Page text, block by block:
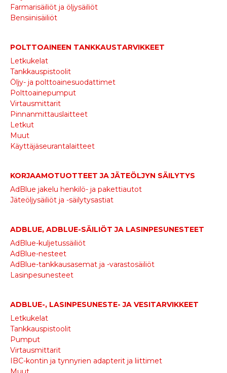
Farmarisäiliöt ja öljysäiliöt
Bensiinisäiliöt
POLTTOAINEEN TANKKAUSTARVIKKEET
Letkukelat
Tankkauspistoolit
Öljy- ja polttoainesuodattimet
Polttoainepumput
Virtausmittarit
Pinnanmittauslaitteet
Letkut
Muut
Käyttäjäseurantalaitteet
KORJAAMOTUOTTEET JA JÄTEÖLJYN SÄILYTYS
AdBlue jakelu henkilö- ja pakettiautot
Jäteöljysäiliöt ja -säilytysastiat
ADBLUE, ADBLUE-SÄILIÖT JA LASINPESUNESTEET
AdBlue-kuljetussäiliöt
AdBlue-nesteet
AdBlue-tankkausasemat ja -varastosäiliöt
Lasinpesunesteet
ADBLUE-, LASINPESUNESTE- JA VESITARVIKKEET
Letkukelat
Tankkauspistoolit
Pumput
Virtausmittarit
IBC-kontin ja tynnyrien adapterit ja liittimet